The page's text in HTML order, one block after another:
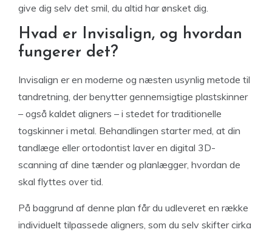
give dig selv det smil, du altid har ønsket dig.
Hvad er Invisalign, og hvordan
fungerer det?
Invisalign er en moderne og næsten usynlig metode til
tandretning, der benytter gennemsigtige plastskinner
– også kaldet aligners – i stedet for traditionelle
togskinner i metal. Behandlingen starter med, at din
tandlæge eller ortodontist laver en digital 3D-
scanning af dine tænder og planlægger, hvordan de
skal flyttes over tid.
På baggrund af denne plan får du udleveret en række
individuelt tilpassede aligners, som du selv skifter cirka